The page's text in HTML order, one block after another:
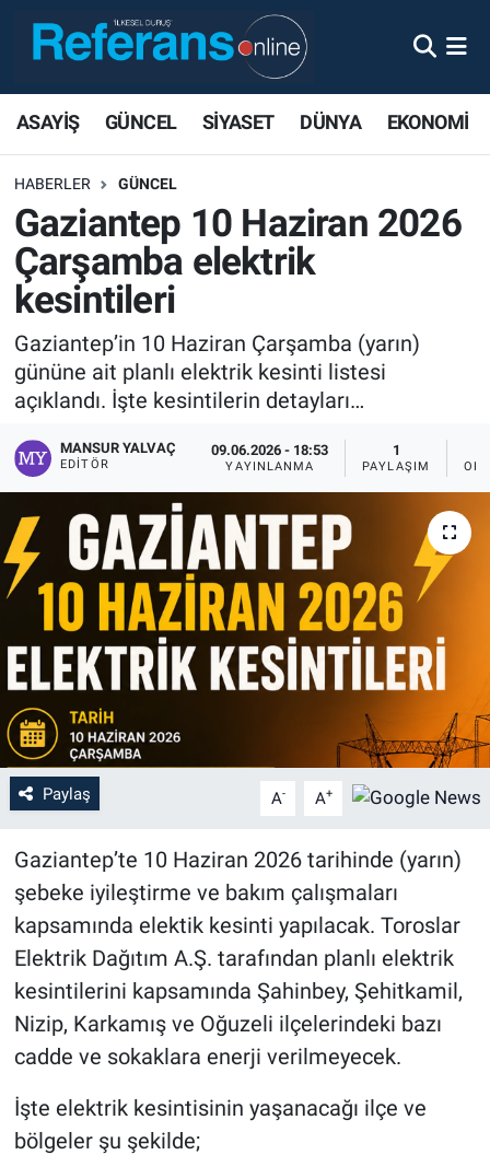
ASAYİŞ GÜNCEL SİYASET DÜNYA EKONOMİ
HABERLER GÜNCEL
Gaziantep 10 Haziran 2026
Çarşamba elektrik
kesintileri
Gaziantep’in 10 Haziran Çarşamba (yarın)
gününe ait planlı elektrik kesinti listesi
açıklandı. İşte kesintilerin detayları…
MANSUR YALVAÇ
EDITÖR
09.06.2026 - 18:53
YAYINLANMA
1
PAYLAŞIM
Paylaş A- A+
Gaziantep’te 10 Haziran 2026 tarihinde (yarın)
şebeke iyileştirme ve bakım çalışmaları
kapsamında elektik kesinti yapılacak. Toroslar
Elektrik Dağıtım A.Ş. tarafından planlı elektrik
kesintilerini kapsamında Şahinbey, Şehitkamil,
Nizip, Karkamış ve Oğuzeli ilçelerindeki bazı
cadde ve sokaklara enerji verilmeyecek.
İşte elektrik kesintisinin yaşanacağı ilçe ve
bölgeler şu şekilde;